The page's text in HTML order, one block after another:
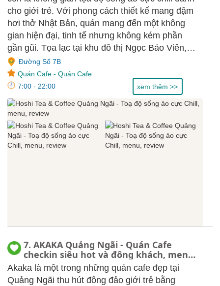
cho giới trẻ. Với phong cách thiết kế mang đậm
hơi thở Nhật Bản, quán mang đến một không
gian hiện đại, tinh tế nhưng không kém phần
gần gũi. Tọa lạc tại khu đô thị Ngọc Bảo Viên,
Hoshi Tea & Coffee là lựa chọn hoàn hảo cho
những ai muốn tận hưởng khoảnh khắc thư
giãn, chụp ảnh lung linh hay đơn giản là tìm một
góc yên bình giữa lòng thành phố.
Đường Số 7B
Quán Cafe - Quán Cafe
7:00 - 22:00
xem thêm >>
7. AKAKA Quảng Ngãi - Quán Cafe
checkin siêu hot và đông khách, menu,
review
Akaka là một trong những quán cafe đẹp tại
Quảng Ngãi thu hút đông đảo giới trẻ bằng